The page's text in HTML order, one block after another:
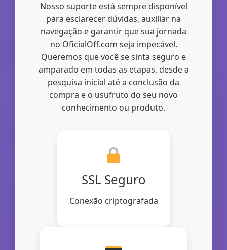
Nosso suporte está sempre disponível
para esclarecer dúvidas, auxiliar na
navegação e garantir que sua jornada
no OficialOff.com seja impecável.
Queremos que você se sinta seguro e
amparado em todas as etapas, desde a
pesquisa inicial até a conclusão da
compra e o usufruto do seu novo
conhecimento ou produto.
SSL Seguro
Conexão criptografada